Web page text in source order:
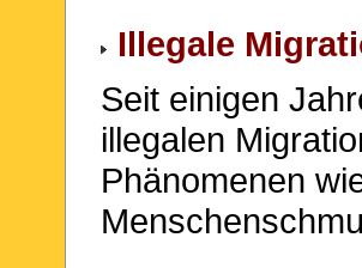
Illegale
Seit einigen
illegalen
Phänomenen